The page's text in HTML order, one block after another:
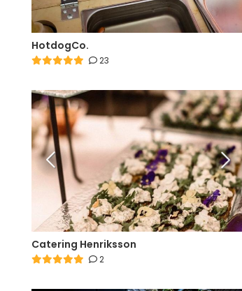
HotdogCo.
23
Catering Henriksson
2